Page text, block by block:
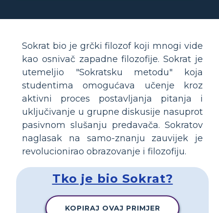
Sokrat bio je grčki filozof koji mnogi vide
kao osnivač zapadne filozofije. Sokrat je
utemeljio "Sokratsku metodu" koja
studentima omogućava učenje kroz
aktivni proces postavljanja pitanja i
uključivanje u grupne diskusije nasuprot
pasivnom slušanju predavača. Sokratov
naglasak na samo-znanju zauvijek je
revolucionirao obrazovanje i filozofiju.
Tko je bio Sokrat?
KOPIRAJ OVAJ PRIMJER